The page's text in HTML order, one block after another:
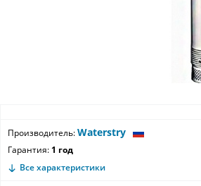
Производитель:Waterstry
Гарантия: 1 год
Все характеристики